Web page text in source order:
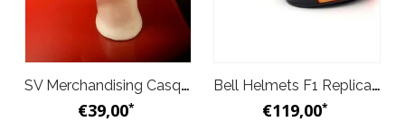
SV Merchandising Casquette Stoffel Vandoorne
€39,00*
Bell Helmets F1 Replica casque 1:2 Stoffel Vandoorne 2017
€119,00*